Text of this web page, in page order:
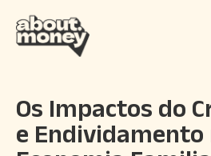
Os Impactos do
e Endividamento